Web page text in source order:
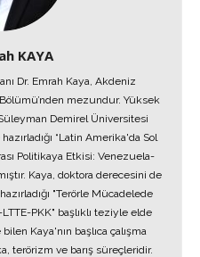
KAYA
Dr. Emrah Kaya, Akdeniz
mezundur. Yüksek
Demirel Üniversitesi
“Latin Amerika'da Sol
Politikaya Etkisi: Venezuela-
Kaya, doktora derecesini de
"Terörle Mücadelede
PKK" başlıklı teziyle elde
Kaya'nın başlıca çalışma
terörizm ve barış süreçleridir.